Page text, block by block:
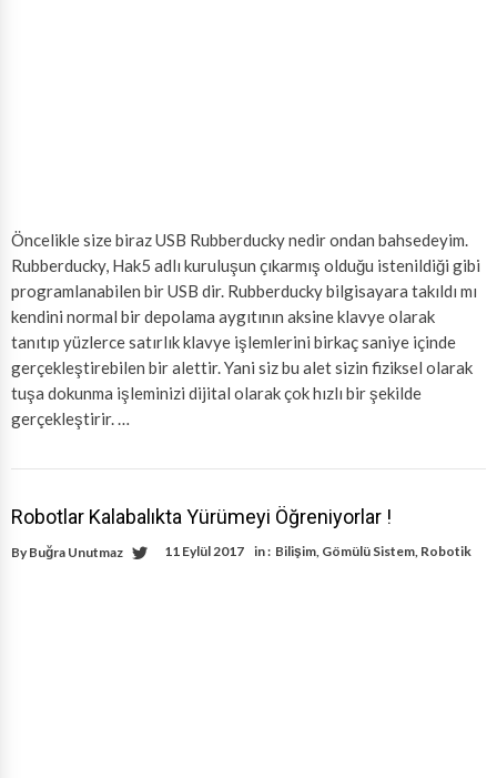
Öncelikle size biraz USB Rubberducky nedir ondan bahsedeyim.
Rubberducky, Hak5 adlı kuruluşun çıkarmış olduğu istenildiği gibi
programlanabilen bir USB dir. Rubberducky bilgisayara takıldı mı
kendini normal bir depolama aygıtının aksine klavye olarak
tanıtıp yüzlerce satırlık klavye işlemlerini birkaç saniye içinde
gerçekleştirebilen bir alettir. Yani siz bu alet sizin fiziksel olarak
tuşa dokunma işleminizi dijital olarak çok hızlı bir şekilde
gerçekleştirir. …
Robotlar Kalabalıkta Yürümeyi Öğreniyorlar !
By Buğra Unutmaz 11 Eylül 2017 in : Bilişim, Gömülü Sistem, Robotik